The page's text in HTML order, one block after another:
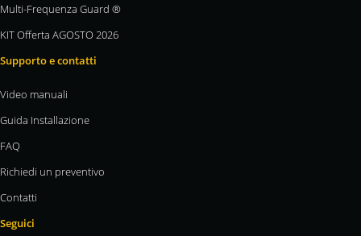
Multi-Frequenza Guard ®
KIT Offerta AGOSTO 2026
Supporto e contatti
Video manuali
Guida Installazione
FAQ
Richiedi un preventivo
Contatti
Seguici